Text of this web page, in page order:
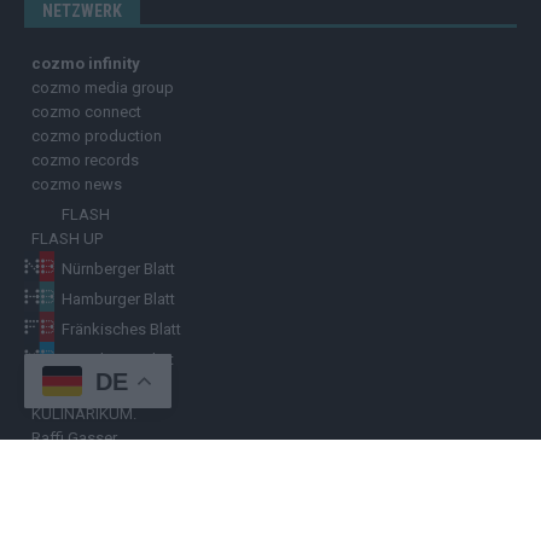
NETZWERK
cozmo infinity
cozmo media group
cozmo connect
cozmo production
cozmo records
cozmo news
FLASH
FLASH UP
Nürnberger Blatt
Hamburger Blatt
Fränkisches Blatt
Münchener Blatt
Stuttgarter Blatt
KULINARIKUM.
Raffi Gasser
DE